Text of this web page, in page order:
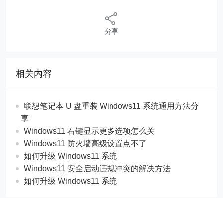
分享
相关内容
联想笔记本 U 盘重装 Windows11 系统通用方法分
享
Windows11 右键显示更多选项怎么关
Windows11 防火墙高级设置点不了
如何升级 Windows11 系统
Windows11 安全启动违规冲突的解决方法
如何升级 Windows11 系统